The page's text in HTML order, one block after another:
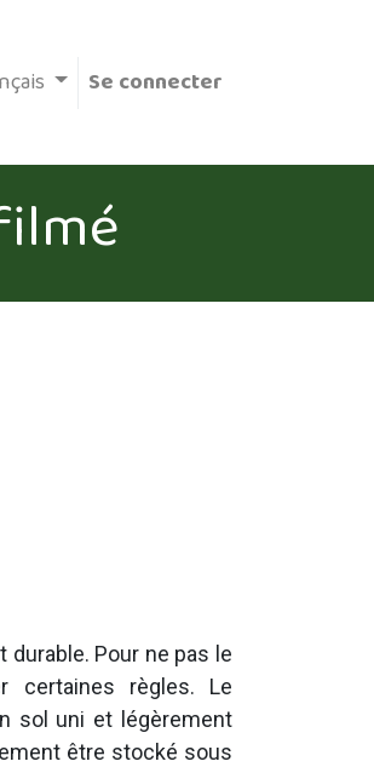
Se connecter
Pour ne pas le
certaines règles. Le
sol uni et légèrement
être stocké sous